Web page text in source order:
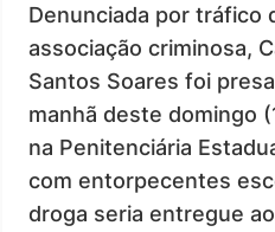
Denunciada por tráfico
associação criminosa,
Santos Soares foi
manhã deste domingo
na Penitenciária
com entorpecentes
droga seria entregue